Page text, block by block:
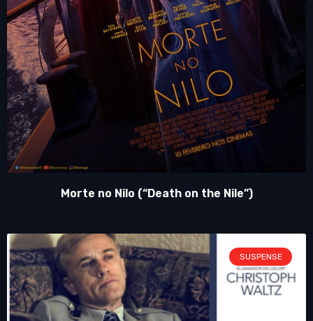
Morte no Nilo (“Death on the Nile”)
SUSPENSE